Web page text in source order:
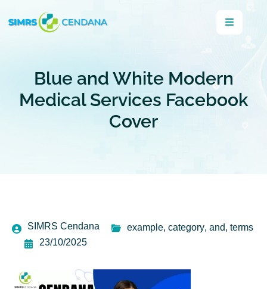
Blue and White Modern
Medical Services Facebook
Cover
SIMRS Cendana example, category, and, terms
23/10/2025